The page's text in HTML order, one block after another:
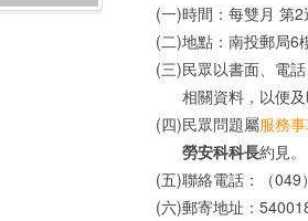
(一)時間：每雙月 第
(二)地點：南投郵局6
(三)民眾以書面、電
相關資料，以便
(四)民眾問題屬服務
勞安科科長約見。
(五)聯絡電話：（
(六)郵寄地址：